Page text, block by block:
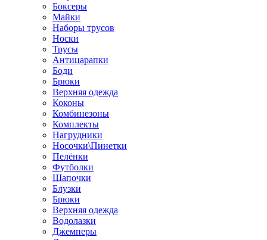
Боксеры
Майки
Наборы трусов
Носки
Трусы
Антицарапки
Боди
Брюки
Верхняя одежда
Коконы
Комбинезоны
Комплекты
Нагрудники
Носочки\Пинетки
Пелёнки
Футболки
Шапочки
Блузки
Брюки
Верхняя одежда
Водолазки
Джемперы